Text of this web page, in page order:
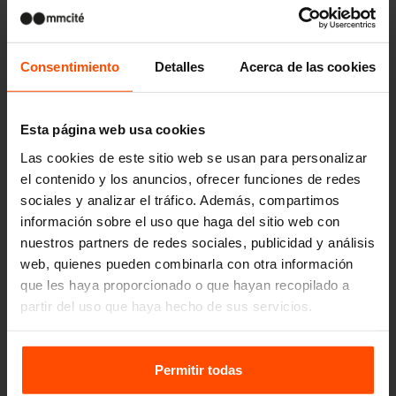
Consentimiento Detalles Acerca de las cookies
Esta página web usa cookies
Las cookies de este sitio web se usan para personalizar
el contenido y los anuncios, ofrecer funciones de redes
sociales y analizar el tráfico. Además, compartimos
información sobre el uso que haga del sitio web con
nuestros partners de redes sociales, publicidad y análisis
web, quienes pueden combinarla con otra información
que les haya proporcionado o que hayan recopilado a
partir del uso que haya hecho de sus servicios.
Para más información, visitePrinciples Relating to the
Processing Personal Data.Permitir todas